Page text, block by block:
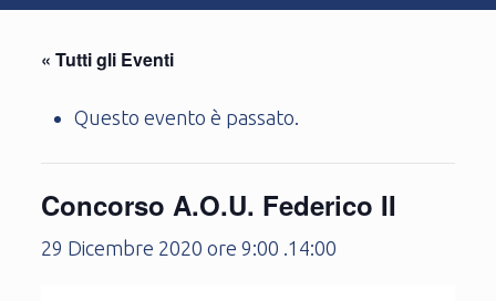
« Tutti gli Eventi
Questo evento è passato.
Concorso A.O.U. Federico II
29 Dicembre 2020 ore 9:00 .14:00